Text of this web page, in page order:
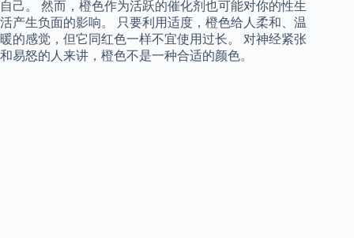
自己。 然而，橙色作为活跃的催化剂也可能对你的性生
活产生负面的影响。 只要利用适度，橙色给人柔和、温
暖的感觉，但它同红色一样不宜使用过长。 对神经紧张
和易怒的人来讲，橙色不是一种合适的颜色。